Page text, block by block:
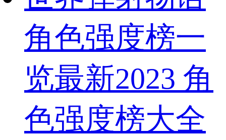
角色强度榜一
览最新2023 角
色强度榜大全